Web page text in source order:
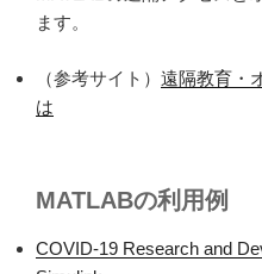
ます。
（参考サイト） 遠隔教育・
は
MATLABの利用例
COVID-19 Research and